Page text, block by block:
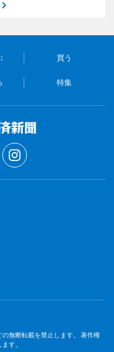
買う
特集
無断転載を禁止します。 著作権
す。